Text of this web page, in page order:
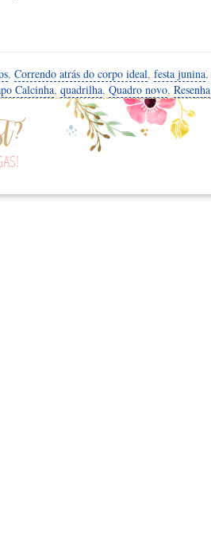
, Correndo atrás do corpo ideal, festa junina,
Calcinha, quadrilha, Quadro novo, Resenha